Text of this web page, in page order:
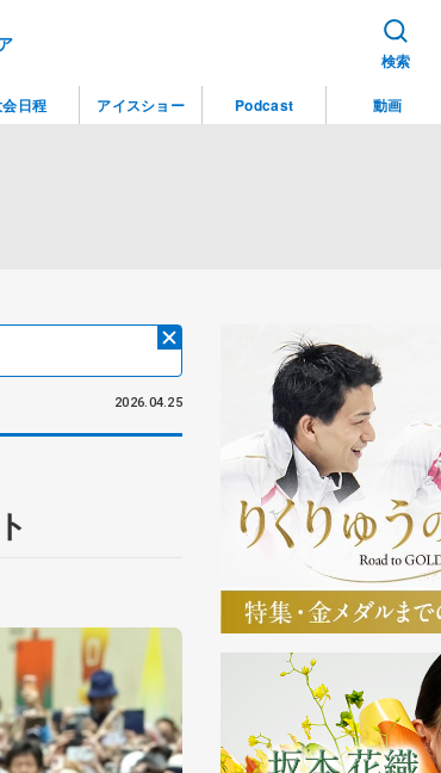
検索
2026.04.25
日程 アイスショー Podcast 動画